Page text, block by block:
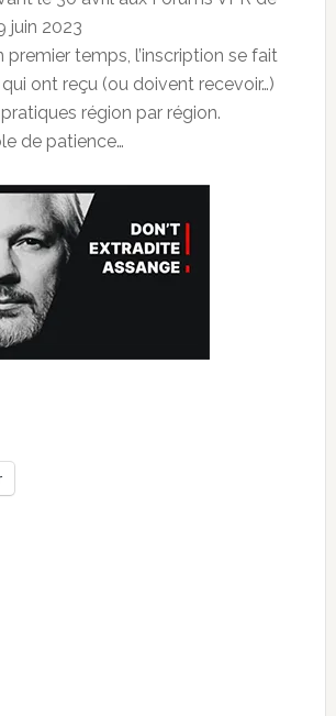
juin 2023
premier temps, l’inscription se fait
ont reçu (ou doivent recevoir…)
région par région.
de patience…